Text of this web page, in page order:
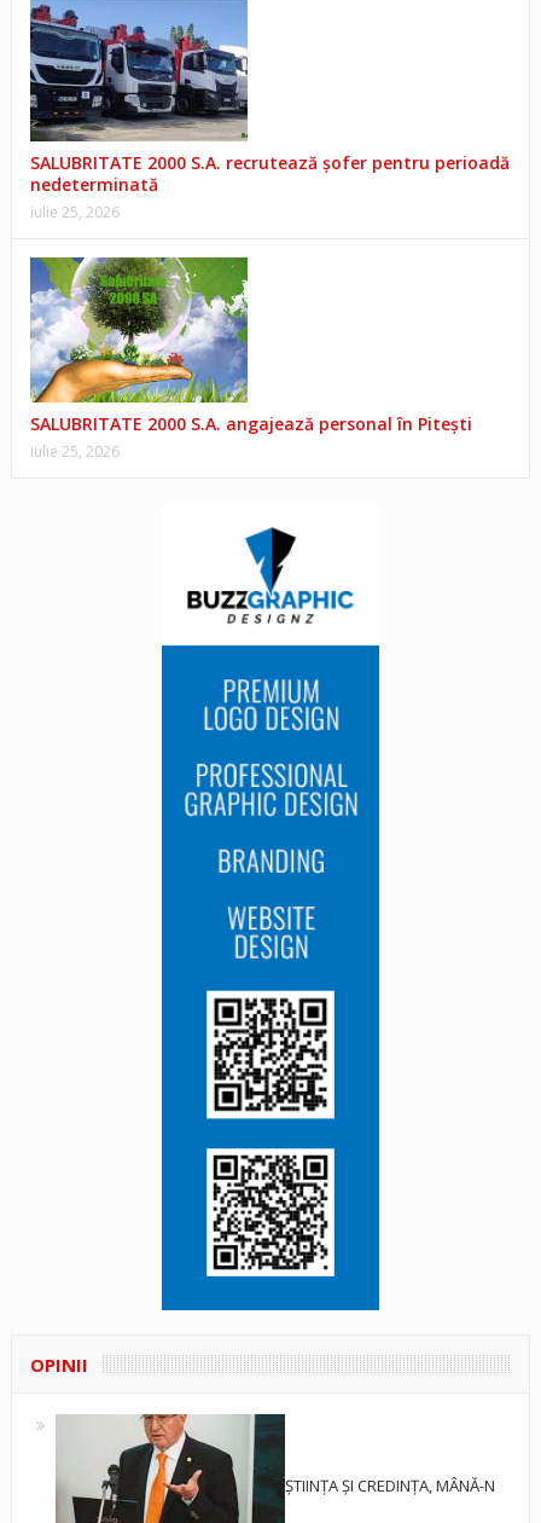
SALUBRITATE 2000 S.A. recrutează șofer pentru perioadă
nedeterminată
iulie 25, 2026
SALUBRITATE 2000 S.A. angajează personal în Pitești
iulie 25, 2026
OPINII
ȘTIINȚA ȘI CREDINȚA, MÂNĂ-N